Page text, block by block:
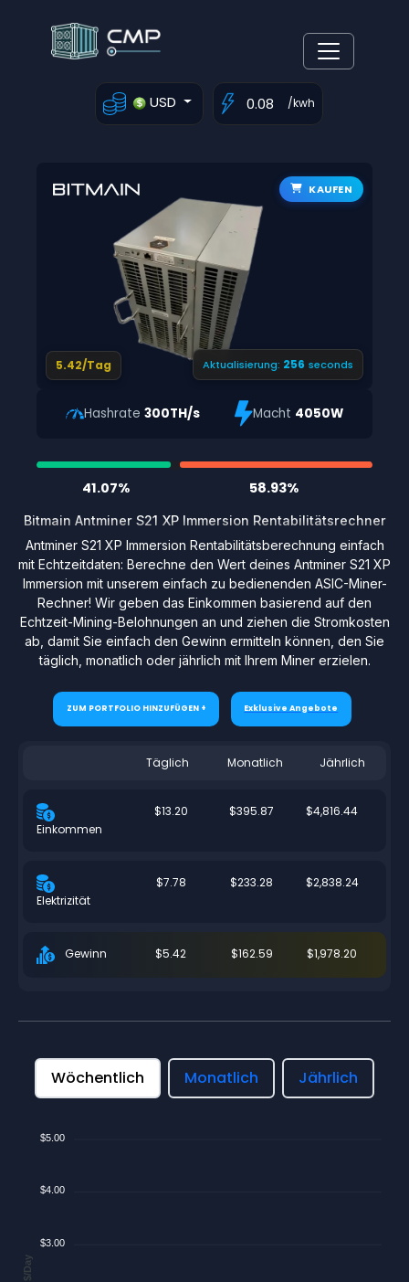
USD /kwh
KAUFEN
5.42/Tag Aktualisierung: 255 seconds
Hashrate 300TH/s Macht 4050W
41.07% 58.93%
Bitmain Antminer S21 XP Immersion Rentabilitätsrechner
Antminer S21 XP Immersion Rentabilitätsberechnung einfach
mit Echtzeitdaten: Berechne den Wert deines Antminer S21 XP
Immersion mit unserem einfach zu bedienenden ASIC-Miner-
Rechner! Wir geben das Einkommen basierend auf den
Echtzeit-Mining-Belohnungen an und ziehen die Stromkosten
ab, damit Sie einfach den Gewinn ermitteln können, den Sie
täglich, monatlich oder jährlich mit Ihrem Miner erzielen.
ZUM PORTFOLIO HINZUFÜGEN + Exklusive Angebote
Täglich Monatlich Jährlich
Einkommen
$13.20 $395.87 $4,816.44
Elektrizität
$7.78 $233.28 $2,838.24
Gewinn $5.42 $162.59 $1,978.20
Wöchentlich Monatlich Jährlich
$5.00
$4.00
$3.00
$/Day